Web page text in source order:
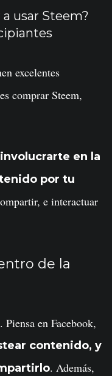
usar Steem?
excelentes
comprar Steem,
en la
por tu
e interactuar
de la
en Facebook,
contenido, y
. Además,